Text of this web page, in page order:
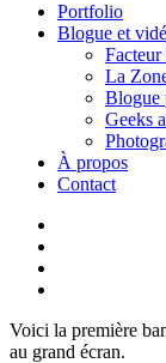
Portfolio
Blogue et
La
Blogue
Geeks
À propos
Contact
Voici la première
au grand écran.